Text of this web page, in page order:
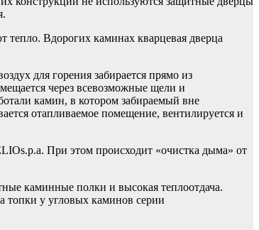
Вдорогих каминах кварцевая дверца
для горения забирается прямо из
через всевозможные щели и
камин, в котором забираемый вне
отапливаемое помещение, вентилируется и
При этом происходит «очистка дыма» от
каминные полки и высокая теплоотдача.
топки у угловых каминов серии